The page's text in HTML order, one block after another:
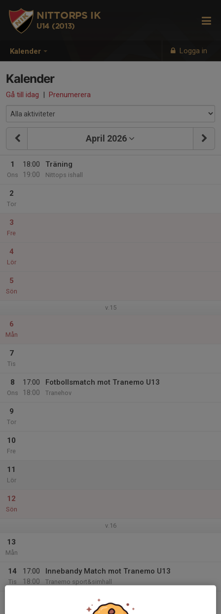
Kalender Logga in
NITTORPS IK
U14 (2013)
Kalender
Gå till idag | Prenumerera
April 2026
1
Ons
18:00
19:00
Träning
Nittops ishall
2
Tor
3
Fre
4
Lör
5
Sön
v.15
6
Mån
7
Tis
8
Ons
17:00
18:00
Fotbollsmatch mot Tranemo U13
Tranehov
9
Tor
10
Fre
11
Lör
12
Sön
v.16
13
Mån
14
Tis
17:00
18:00
Innebandy Match mot Tranemo U13
Tranemo sport&simhall